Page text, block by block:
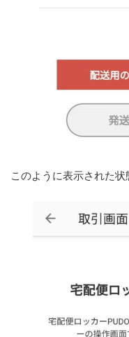
このように表示された状